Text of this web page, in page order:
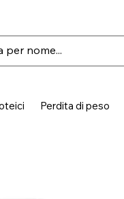
Perdita di peso